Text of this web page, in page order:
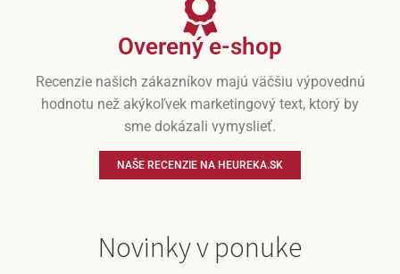
Overený e-shop
Recenzie našich zákazníkov majú väčšiu výpovednú
hodnotu než akýkoľvek marketingový text, ktorý by
sme dokázali vymyslieť.
NAŠE RECENZIE NA HEUREKA.SK
Novinky v ponuke